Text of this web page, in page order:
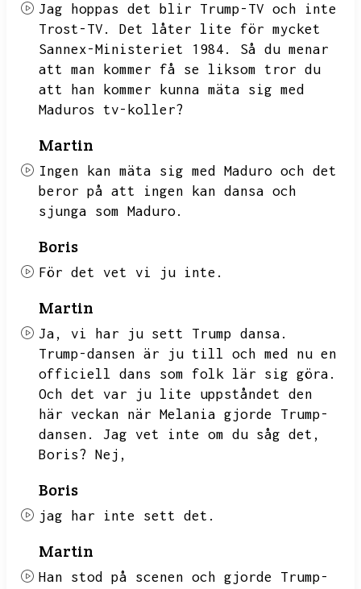
Jag hoppas det blir Trump-TV och inte
Trost-TV.
Det låter lite för mycket
Sannex-Ministeriet 1984.
Så du menar
att man kommer få se liksom tror du
att han kommer kunna mäta sig med
Maduros tv-koller?
Martin
Ingen kan mäta sig med Maduro och det
beror på att ingen kan dansa och
sjunga som Maduro.
Boris
För det vet vi ju inte.
Martin
Ja,
vi har ju sett Trump dansa.
Trump-dansen är ju till och med nu en
officiell dans som folk lär sig göra.
Och det var ju lite uppståndet den
här veckan när Melania gjorde Trump-
dansen.
Jag vet inte om du såg det,
Boris? Nej,
Boris
jag har inte sett det.
Martin
Han stod på scenen och gjorde Trump-